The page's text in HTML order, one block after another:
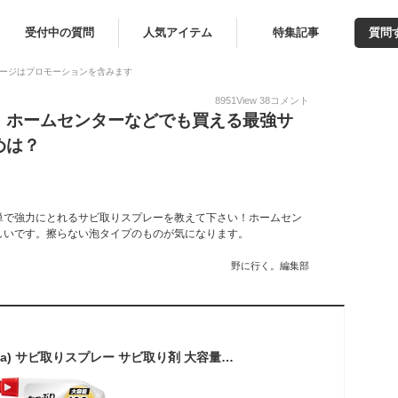
受付中の質問 人気アイテム 特集記事 質問
ジはプロモーションを含みます
8951View 38コメント
ームセンターなどでも買える最強サ
？
強力にとれるサビ取りスプレーを教えて下さい！ホームセン
です。擦らない泡タイプのものが気になります。
野に行く。編集部
アイメディア(Aimedia) サビ取りスプレー サビ取り剤 大容量 400ml 業務用品質 泡タイプ 頑固な錆対応 浮かせて落とす 紫色変色